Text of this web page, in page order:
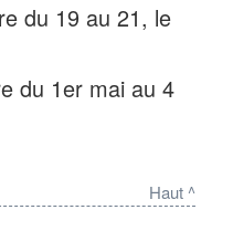
profitez d’un film
spectacle
Show des
au ciné
du 19 au 21, le
du 1er mai au 4
pour les week-
Haut ^